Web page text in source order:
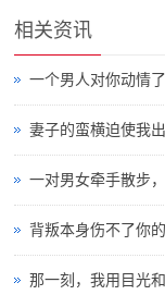
相关资讯
一个男人对你动情
妻子的蛮横迫使我
一对男女牵手散步
背叛本身伤不了你
那一刻，我用目光